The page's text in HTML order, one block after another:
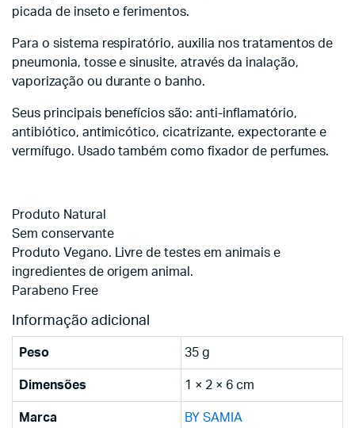
picada de inseto e ferimentos.
Para o sistema respiratório, auxilia nos tratamentos de
pneumonia, tosse e sinusite, através da inalação,
vaporização ou durante o banho.
Seus principais benefícios são: anti-inflamatório,
antibiótico, antimicótico, cicatrizante, expectorante e
vermífugo. Usado também como fixador de perfumes.
Produto Natural
Sem conservante
Produto Vegano. Livre de testes em animais e
ingredientes de origem animal.
Parabeno Free
Informação adicional
Peso 35 g
Dimensões 1 × 2 × 6 cm
Marca BY SAMIA